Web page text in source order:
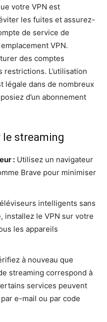
votre VPN est
les fuites et assurez-
de service de
VPN.
des comptes
L’utilisation
légale dans de nombreux
d’un abonnement
le streaming
: Utilisez un navigateur
Brave pour minimiser
intelligents sans
installez le VPN sur votre
les appareils
à nouveau que
streaming correspond à
services peuvent
e-mail ou par code